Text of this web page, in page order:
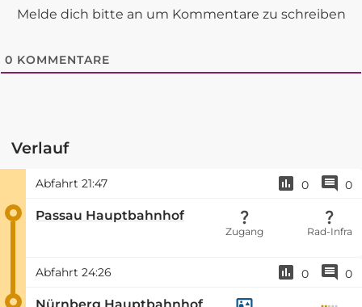
Melde dich bitte an um Kommentare zu schreiben
0 KOMMENTARE
Verlauf
Abfahrt 21:47 0 0
Passau Hauptbahnhof
Zugang Rad-Infra
Abfahrt 24:26 0 0